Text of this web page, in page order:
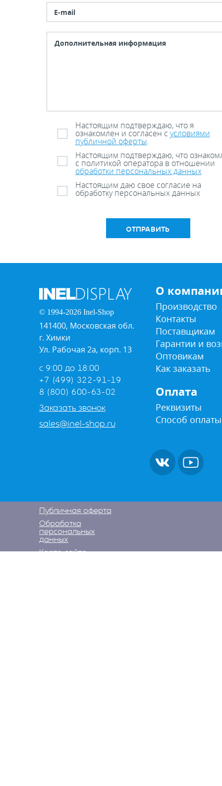
E-mail
Настоящим подтверждаю, что я
ознакомлен и согласен с условиями
публичной оферты.
Настоящим подтверждаю, что
с политикой оператора в отношении
обработки персональных данных
Настоящим даю свое согласие на
обработку персональных данных
ОТПРАВИТЬ
© 1994-2026 Inel-Shop
141400, Московская обл.
г. Химки
Ул. Рабочая 2а, корп. 13
с 9:00 до 18:00
+7 (499) 322-91-19
8 (800) 600-63-02
Заказать звонок
sales@inel-shop.ru
О
Производство
Контакты
Поставщикам
Гарантии и
Оптовикам
Как заказать
Оплата
Реквизиты
Способ оплаты
Публичная оферта
Обработка
персональных
данных
Карта сайта